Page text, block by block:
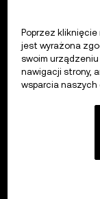
Poprzez
jest wyrażona
swoim
nawigacji strony,
wsparcia naszych